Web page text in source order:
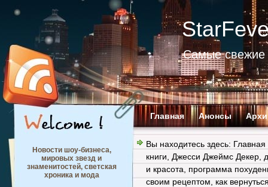
Самые свежие
Главная Анонсы
Новости шоу-бизнеса,
мировых звезд и
знаменитостей, светская
хроника и мода
Вы находитесь здесь: Главная
книги
Джесси Джеймс Декер
и красота
программа
своим рецептом, как